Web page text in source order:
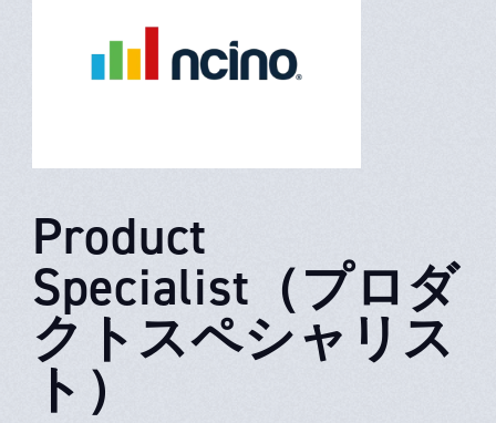
Product
Specialist（プロダ
クトスペシャリス
ト）